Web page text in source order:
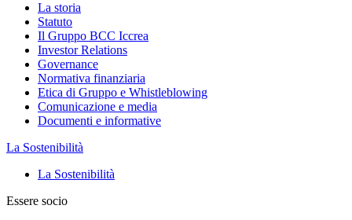
La storia
Statuto
Il Gruppo BCC Iccrea
Investor Relations
Governance
Normativa finanziaria
Etica di Gruppo e Whistleblowing
Comunicazione e media
Documenti e informative
La Sostenibilità
La Sostenibilità
Essere socio